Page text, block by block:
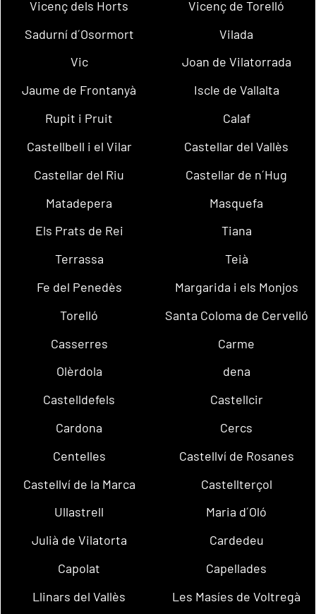
Vicenç dels Horts
Vicenç de Torelló
Sadurní d´Osormort
Vilada
Vic
Joan de Vilatorrada
Jaume de Frontanyà
Iscle de Vallalta
Rupit i Pruit
Calaf
Castellbell i el Vilar
Castellar del Vallès
Castellar del Riu
Castellar de n´Hug
Matadepera
Masquefa
Els Prats de Rei
Tiana
Terrassa
Teià
Fe del Penedès
Margarida i els Monjos
Torelló
Santa Coloma de Cervelló
Casserres
Carme
Olèrdola
dena
Castelldefels
Castellcir
Cardona
Cercs
Centelles
Castellví de Rosanes
Castellví de la Marca
Castellterçol
Ullastrell
Maria d´Oló
Julià de Vilatorta
Cardedeu
Capolat
Capellades
Llinars del Vallès
Les Masíes de Voltregà